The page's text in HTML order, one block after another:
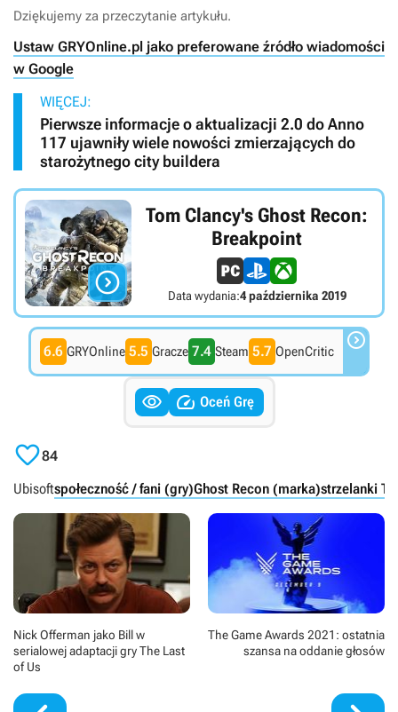
Dziękujemy za przeczytanie artykułu.
Ustaw GRYOnline.pl jako preferowane źródło wiadomości
w Google
WIĘCEJ:
Pierwsze informacje o aktualizacji 2.0 do Anno
117 ujawniły wiele nowości zmierzających do
starożytnego city buildera

Tom Clancy's Ghost Recon:
Breakpoint
Data wydania:4 października 2019
6.6 GRYOnline 5.5 Gracze 7.4 Steam 5.7 OpenCritic 
  Oceń Grę
84
Ubisoftspołeczność / fani (gry)Ghost Recon (marka)strzelanki
Nick Offerman jako Bill w
serialowej adaptacji gry The Last
of Us
The Game Awards 2021: ostatnia
szansa na oddanie głosów